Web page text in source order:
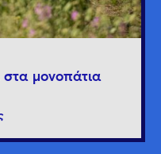
στα μονοπάτια